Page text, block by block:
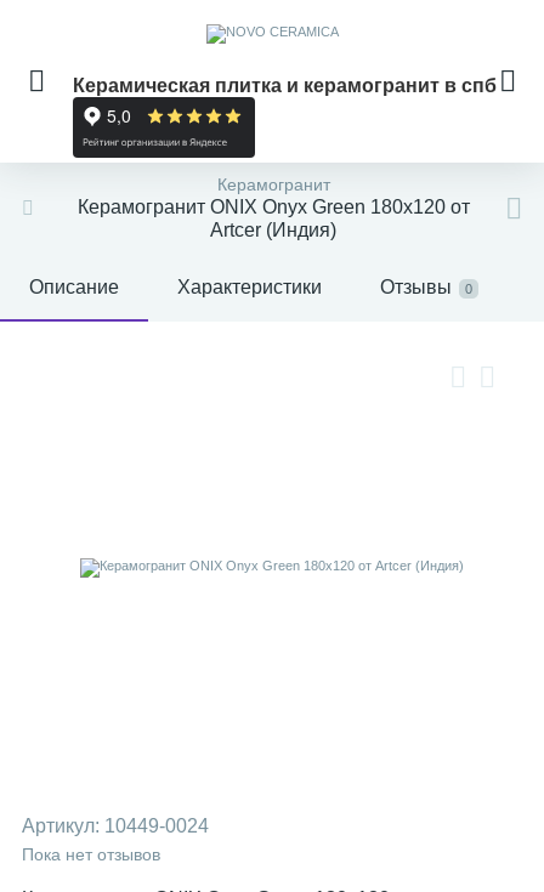
Керамическая плитка и керамогранит в спб
Керамогранит
Керамогранит ONIX Onyx Green 180x120 от
Artcer (Индия)
Описание Характеристики Отзывы 0
Артикул: 10449-0024
Пока нет отзывов